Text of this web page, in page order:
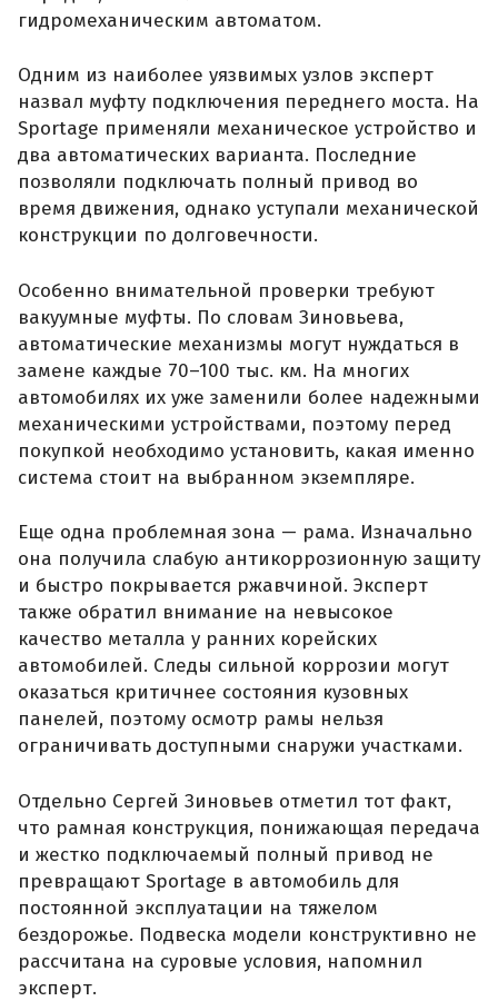
гидромеханическим автоматом.
Одним из наиболее уязвимых узлов эксперт
назвал муфту подключения переднего моста. На
Sportage применяли механическое устройство и
два автоматических варианта. Последние
позволяли подключать полный привод во
время движения, однако уступали механической
конструкции по долговечности.
Особенно внимательной проверки требуют
вакуумные муфты. По словам Зиновьева,
автоматические механизмы могут нуждаться в
замене каждые 70–100 тыс. км. На многих
автомобилях их уже заменили более надежными
механическими устройствами, поэтому перед
покупкой необходимо установить, какая именно
система стоит на выбранном экземпляре.
Еще одна проблемная зона — рама. Изначально
она получила слабую антикоррозионную защиту
и быстро покрывается ржавчиной. Эксперт
также обратил внимание на невысокое
качество металла у ранних корейских
автомобилей. Следы сильной коррозии могут
оказаться критичнее состояния кузовных
панелей, поэтому осмотр рамы нельзя
ограничивать доступными снаружи участками.
Отдельно Сергей Зиновьев отметил тот факт,
что рамная конструкция, понижающая передача
и жестко подключаемый полный привод не
превращают Sportage в автомобиль для
постоянной эксплуатации на тяжелом
бездорожье. Подвеска модели конструктивно не
рассчитана на суровые условия, напомнил
эксперт.